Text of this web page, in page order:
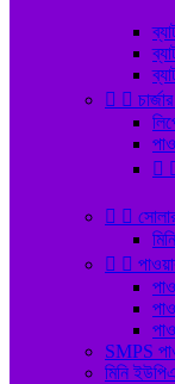
 

 
 
SMPS
মিনি